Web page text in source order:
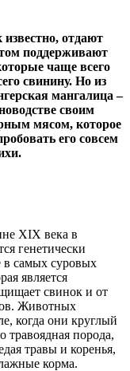
отдают
поддерживают
чаще всего
свинину. Но из
мангалица –
своим
мясом, которое
его совсем
XIX века в
генетически
в самых суровых
является
свинок и от
Животных
когда они круглый
травоядная порода,
травы и коренья,
корма.